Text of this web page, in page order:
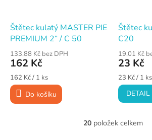
Štětec kulatý MASTER PIE
PREMIUM 2“ / C 50
133,88 Kč bez DPH
162 Kč
Měrná
cena:
162 Kč / 1 ks
Do košíku
Štětec
C20
19,01 Kč
23 Kč
Měrná
cena:
23 Kč / 1 ks
DETAIL
O
20 položek celkem